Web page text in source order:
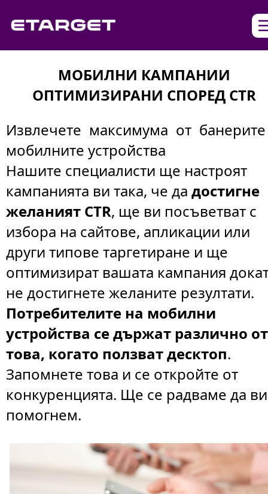
МОБИЛНИ КАМПАНИИ
ОПТИМИЗИРАНИ СПОРЕД CTR
Извлечете максимума от
мобилните устройства
Нашите специалисти ще настроят
кампанията ви така, че дадостигне
желаният CTR, ще ви посъветват с
избора на сайтове, апликации или
други типове таргетиране и ще
оптимизират вашата кампания
не достигнете желаните резултати.
Потребителите на мобилни
устройства се държат различно от
това, когато ползват десктоп.
Запомнете това и се откройте от
конкуренцията. Ще се радваме да ви
помогнем.